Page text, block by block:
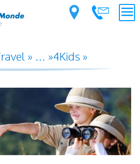
» … »4Kids »